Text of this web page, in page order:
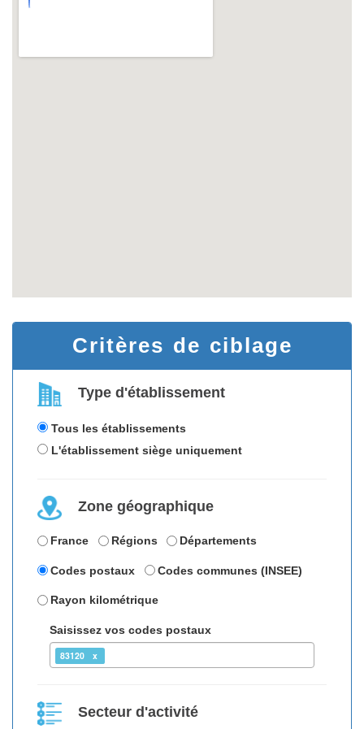
Critères de ciblage
Type d'établissement
Tous les établissements
L'établissement siège uniquement
Zone géographique
France Régions Départements
Codes postaux Codes communes (INSEE)
Rayon kilométrique
Saisissez vos codes postaux
83120
Secteur d'activité